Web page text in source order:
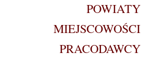
POWIATY
MIEJSCOWOŚCI
PRACODAWCY